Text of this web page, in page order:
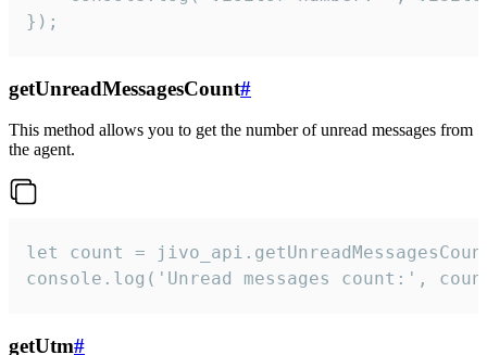
});
getUnreadMessagesCount#
This method allows you to get the number of unread messages from
the agent.
let count =
console.log('Unread messages count:',
getUtm#